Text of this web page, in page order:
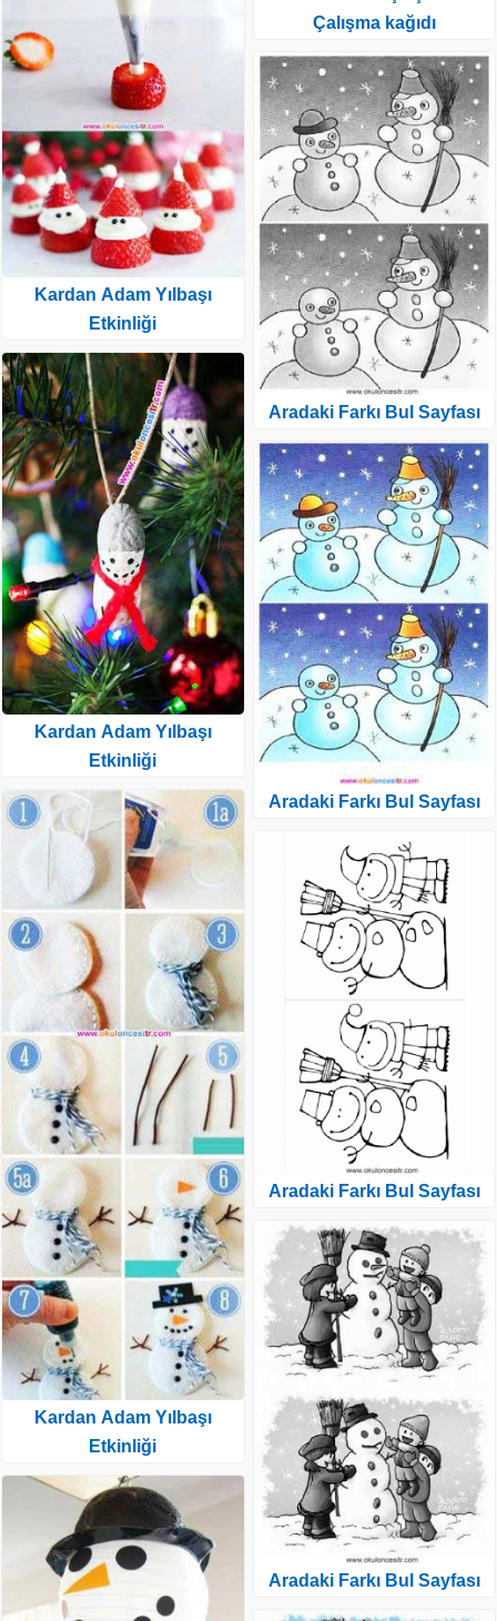
Kardan Adam Yılbaşı
Etkinliği
Kardan Adam Yılbaşı
Etkinliği
Kardan Adam Yılbaşı
Etkinliği
Çalışma kağıdı
Aradaki Farkı Bul Sayfası
Aradaki Farkı Bul Sayfası
Aradaki Farkı Bul Sayfası
Aradaki Farkı Bul Sayfası